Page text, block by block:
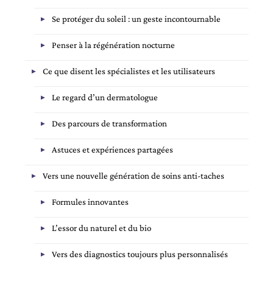
Se protéger du soleil : un geste incontournable
Penser à la régénération nocturne
Ce que disent les spécialistes et les utilisateurs
Le regard d’un dermatologue
Des parcours de transformation
Astuces et expériences partagées
Vers une nouvelle génération de soins anti-taches
Formules innovantes
L’essor du naturel et du bio
Vers des diagnostics toujours plus personnalisés